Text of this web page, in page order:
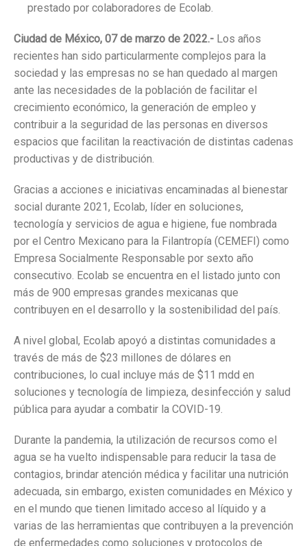
prestado por colaboradores de Ecolab.
Ciudad de México, 07 de marzo de 2022.- Los años
recientes han sido particularmente complejos para la
sociedad y las empresas no se han quedado al margen
ante las necesidades de la población de facilitar el
crecimiento económico, la generación de empleo y
contribuir a la seguridad de las personas en diversos
espacios que facilitan la reactivación de distintas cadenas
productivas y de distribución.
Gracias a acciones e iniciativas encaminadas al bienestar
social durante 2021, Ecolab, líder en soluciones,
tecnología y servicios de agua e higiene, fue nombrada
por el Centro Mexicano para la Filantropía (CEMEFI) como
Empresa Socialmente Responsable por sexto año
consecutivo. Ecolab se encuentra en el listado junto con
más de 900 empresas grandes mexicanas que
contribuyen en el desarrollo y la sostenibilidad del país.
A nivel global, Ecolab apoyó a distintas comunidades a
través de más de $23 millones de dólares en
contribuciones, lo cual incluye más de $11 mdd en
soluciones y tecnología de limpieza, desinfección y salud
pública para ayudar a combatir la COVID-19.
Durante la pandemia, la utilización de recursos como el
agua se ha vuelto indispensable para reducir la tasa de
contagios, brindar atención médica y facilitar una nutrición
adecuada, sin embargo, existen comunidades en México y
en el mundo que tienen limitado acceso al líquido y a
varias de las herramientas que contribuyen a la prevención
de enfermedades como soluciones y protocolos de